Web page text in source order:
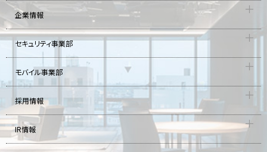
企業情報
セキュリティ事業部
モバイル事業部
採用情報
IR情報